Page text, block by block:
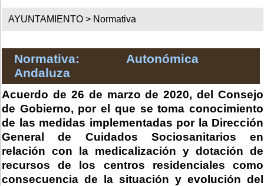
AYUNTAMIENTO > Normativa
Normativa: Autonómica
Andaluza
Acuerdo de 26 de marzo de 2020, del Consejo
de Gobierno, por el que se toma conocimiento
de las medidas implementadas por la Dirección
General de Cuidados Sociosanitarios en
relación con la medicalización y dotación de
recursos de los centros residenciales como
consecuencia de la situación y evolución del